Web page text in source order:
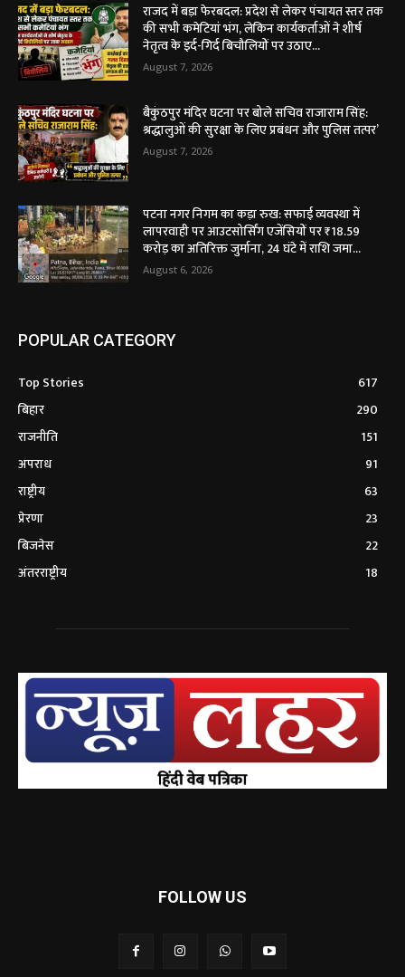
राजद में बड़ा फेरबदल: प्रदेश से लेकर पंचायत स्तर तक
की सभी कमेटियां भंग, लेकिन कार्यकर्ताओं ने शीर्ष
नेतृत्व के इर्द-गिर्द बिचौलियों पर उठाए...
August 7, 2026
बैकुंठपुर मंदिर घटना पर बोले सचिव राजाराम सिंह:
श्रद्धालुओं की सुरक्षा के लिए प्रबंधन और पुलिस तत्पर’
August 7, 2026
पटना नगर निगम का कड़ा रुख: सफाई व्यवस्था में
लापरवाही पर आउटसोर्सिंग एजेंसियों पर ₹18.59
करोड़ का अतिरिक्त जुर्माना, 24 घंटे में राशि जमा...
August 6, 2026
POPULAR CATEGORY
Top Stories
617
बिहार
290
राजनीति
151
अपराध
91
राष्ट्रीय
63
प्रेरणा
23
बिजनेस
22
अंतरराष्ट्रीय
18
FOLLOW US